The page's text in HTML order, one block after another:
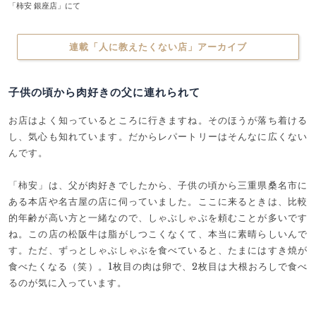
「柿安 銀座店」にて
連載「人に教えたくない店」アーカイブ
子供の頃から肉好きの父に連れられて
お店はよく知っているところに行きますね。そのほうが落ち着ける
し、気心も知れています。だからレパートリーはそんなに広くない
んです。
「柿安」は、父が肉好きでしたから、子供の頃から三重県桑名市に
ある本店や名古屋の店に伺っていました。ここに来るときは、比較
的年齢が高い方と一緒なので、しゃぶしゃぶを頼むことが多いです
ね。この店の松阪牛は脂がしつこくなくて、本当に素晴らしいんで
す。ただ、ずっとしゃぶしゃぶを食べていると、たまにはすき焼が
食べたくなる（笑）。1枚目の肉は卵で、2枚目は大根おろしで食べ
るのが気に入っています。